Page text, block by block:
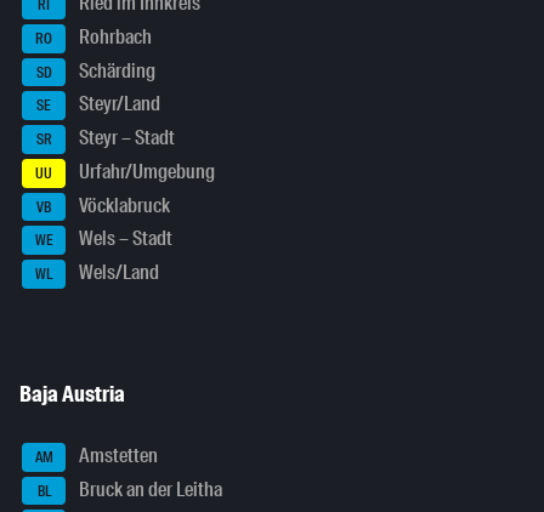
RI
RO Rohrbach
SD Schärding
SE Steyr/Land
SR Steyr – Stadt
UU Urfahr/Umgebung
VB Vöcklabruck
WE Wels – Stadt
WL Wels/Land
Baja Austria
AM Amstetten
BL Bruck an der Leitha